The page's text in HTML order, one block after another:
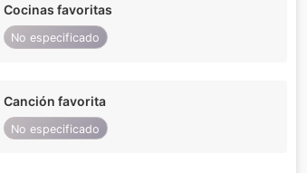
Cocinas favoritas
No especificado
Canción favorita
No especificado